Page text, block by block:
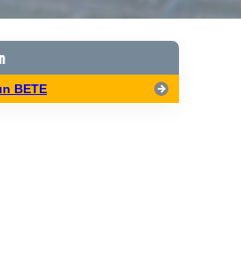
PP
hình nón đặc Full Cone
hình nón rỗng Hollow Cone
Dập bụi
Phun hóa chất
Đóng tàu
Dệt may
BETE